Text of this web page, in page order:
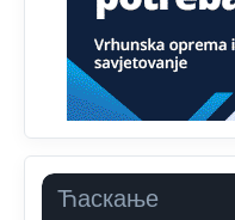
Ћаскање
Ovo pravilo jeste
su u pitanju starije
drhtavom rukom
Анонимно2819033 јуче
Yes,nekada je bila
coravi biraci.
Анонимно2819162